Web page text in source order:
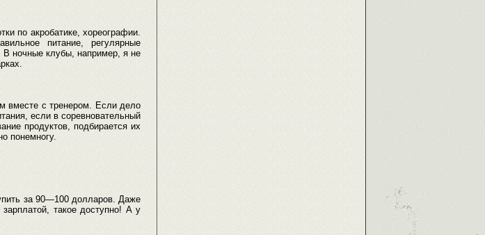
по акробатике, хореографии.
питание, регулярные
В ночные клубы, например, я не
вместе с тренером. Если дело
если в соревновательный
продуктов, подбирается их
понемногу.
за 90—100 долларов. Даже
такое доступно! А у